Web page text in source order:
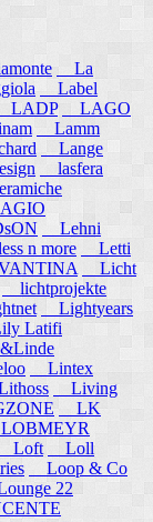
La
Label
LADP
LAGO
Lamm
Lange
lasfera
Lehni
n more
Letti
Licht
lichtprojekte
Lightyears
Latifi
Lintex
Living
LK
Loft
Loll
Loop & Co
22